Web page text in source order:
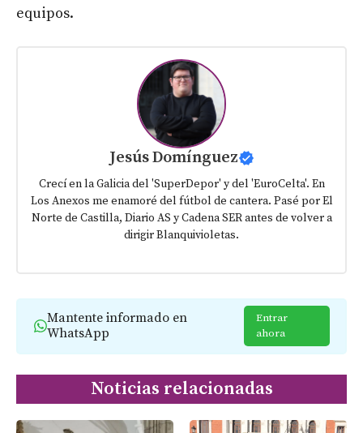
equipos.
Jesús Domínguez
Crecí en la Galicia del 'SuperDepor' y del 'EuroCelta'. En
Los Anexos me enamoré del fútbol de cantera. Pasé por El
Norte de Castilla, Diario AS y Cadena SER antes de volver a
dirigir Blanquivioletas.
Mantente informado en
WhatsApp
Entrar
ahora
Noticias relacionadas